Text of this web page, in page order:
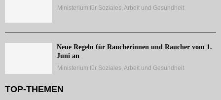
Ministerium für Soziales, Arbeit und Gesundheit
Neue Regeln für Raucherinnen und Raucher vom 1.
Juni an
Ministerium für Soziales, Arbeit und Gesundheit
TOP-THEMEN